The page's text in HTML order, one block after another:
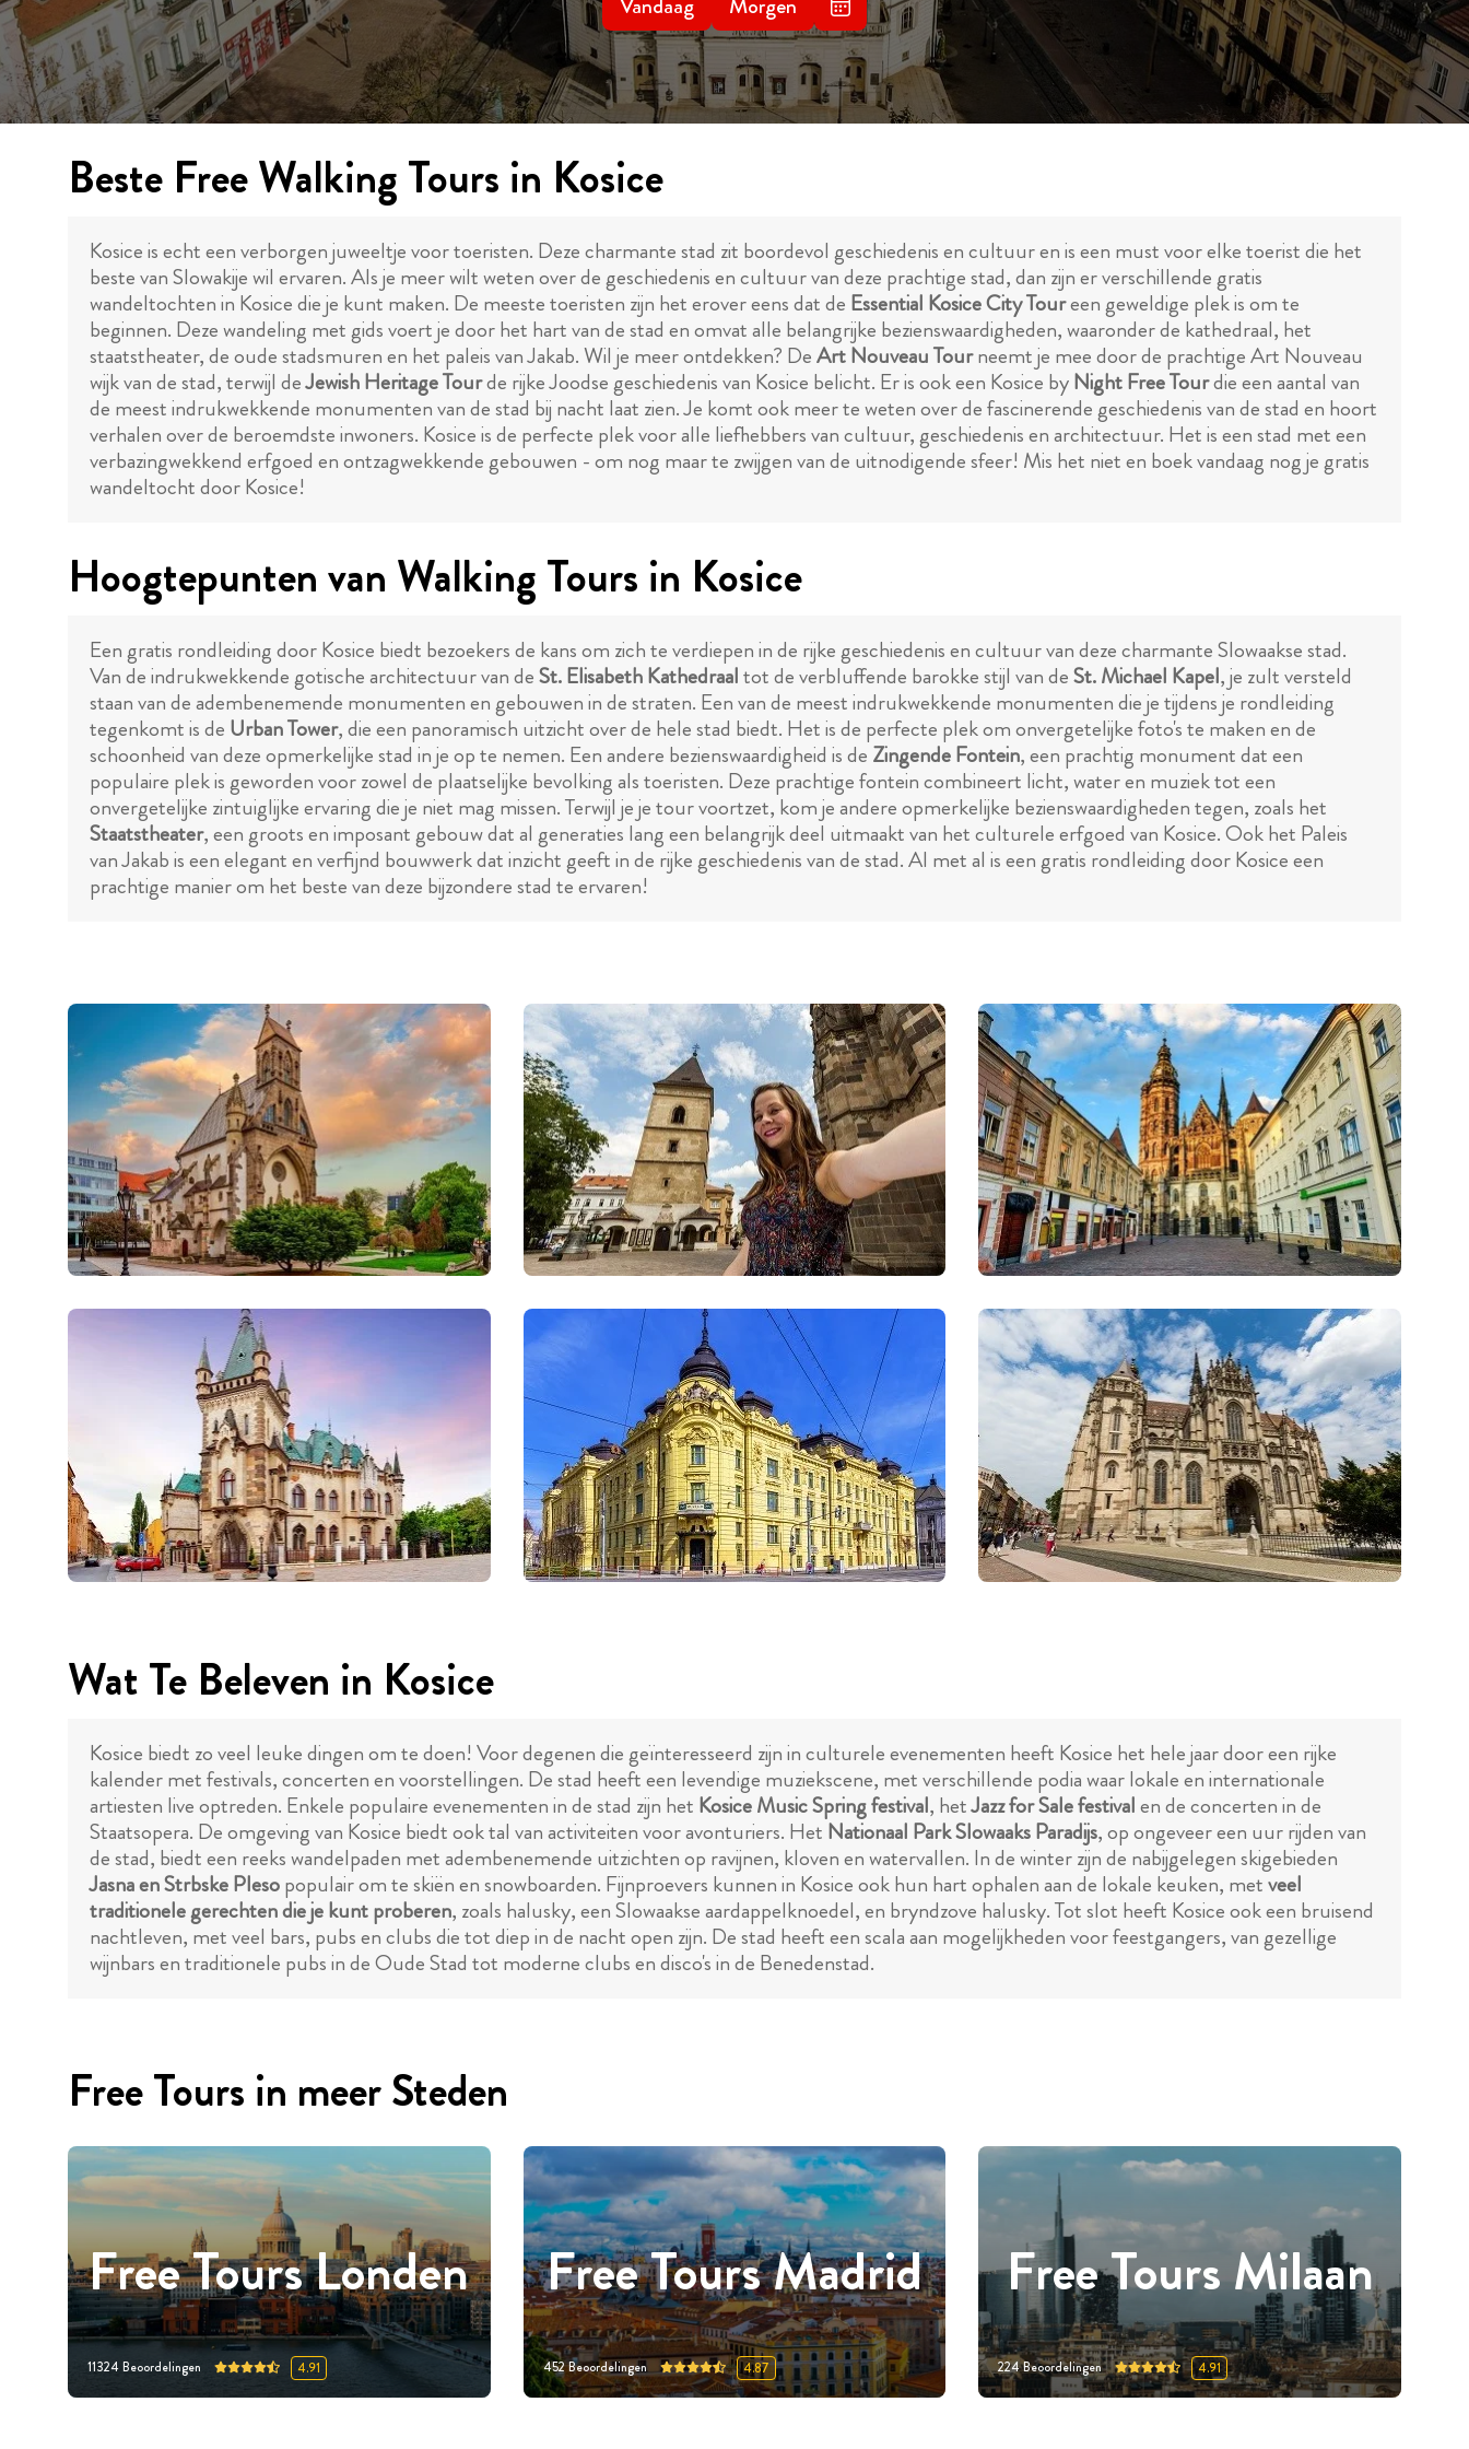
Beste Free Walking Tours in Kosice
Kosice is echt een verborgen juweeltje voor toeristen. Deze charmante stad zit boordevol geschiedenis en cultuur en is een must voor elke toerist die het
beste van Slowakije wil ervaren. Als je meer wilt weten over de geschiedenis en cultuur van deze prachtige stad, dan zijn er verschillende gratis
wandeltochten in Kosice die je kunt maken. De meeste toeristen zijn het erover eens dat de Essential Kosice City Toureen geweldige plek is om te
beginnen. Deze wandeling met gids voert je door het hart van de stad en omvat alle belangrijke bezienswaardigheden, waaronder de kathedraal, het
staatstheater, de oude stadsmuren en het paleis van Jakab. Wil je meer ontdekken? DeArt Nouveau Tourneemt je mee door de prachtige Art Nouveau
wijk van de stad, terwijl deJewish Heritage Tourde rijke Joodse geschiedenis van Kosice belicht. Er is ook een Kosice byNight Free Tourdie een aantal van
de meest indrukwekkende monumenten van de stad bij nacht laat zien. Je komt ook meer te weten over de fascinerende geschiedenis van de stad en hoort
verhalen over de beroemdste inwoners. Kosice is de perfecte plek voor alle liefhebbers van cultuur, geschiedenis en architectuur. Het is een stad met een
verbazingwekkend erfgoed en ontzagwekkende gebouwen - om nog maar te zwijgen van de uitnodigende sfeer! Mis het niet en boek vandaag nog je gratis
wandeltocht door Kosice!
Hoogtepunten van Walking Tours in Kosice
Een gratis rondleiding door Kosice biedt bezoekers de kans om zich te verdiepen in de rijke geschiedenis en cultuur van deze charmante Slowaakse stad.
Van de indrukwekkende gotische architectuur van deSt. Elisabeth Kathedraaltot de verbluffende barokke stijl van deSt. Michael Kapel, je zult versteld
staan van de adembenemende monumenten en gebouwen in de straten. Een van de meest indrukwekkende monumenten die je tijdens je rondleiding
tegenkomt is de Urban Tower, die een panoramisch uitzicht over de hele stad biedt. Het is de perfecte plek om onvergetelijke foto's te maken en de
schoonheid van deze opmerkelijke stad in je op te nemen. Een andere bezienswaardigheid is de Zingende Fontein, een prachtig monument dat een
populaire plek is geworden voor zowel de plaatselijke bevolking als toeristen. Deze prachtige fontein combineert licht, water en muziek tot een
onvergetelijke zintuiglijke ervaring die je niet mag missen. Terwijl je je tour voortzet, kom je andere opmerkelijke bezienswaardigheden tegen, zoals het
Staatstheater, een groots en imposant gebouw dat al generaties lang een belangrijk deel uitmaakt van het culturele erfgoed van Kosice. Ook het Paleis
van Jakab is een elegant en verfijnd bouwwerk dat inzicht geeft in de rijke geschiedenis van de stad. Al met al is een gratis rondleiding door Kosice een
prachtige manier om het beste van deze bijzondere stad te ervaren!
Wat Te Beleven in Kosice
Kosice biedt zo veel leuke dingen om te doen! Voor degenen die geïnteresseerd zijn in culturele evenementen heeft Kosice het hele jaar door een rijke
kalender met festivals, concerten en voorstellingen. De stad heeft een levendige muziekscene, met verschillende podia waar lokale en internationale
artiesten live optreden. Enkele populaire evenementen in de stad zijn het Kosice Music Spring festival, hetJazz for Sale festivalen de concerten in de
Staatsopera. De omgeving van Kosice biedt ook tal van activiteiten voor avonturiers. Het Nationaal Park Slowaaks Paradijs, op ongeveer een uur rijden van
de stad, biedt een reeks wandelpaden met adembenemende uitzichten op ravijnen, kloven en watervallen. In de winter zijn de nabijgelegen skigebieden
Jasna en Strbske Plesopopulair om te skiën en snowboarden. Fijnproevers kunnen in Kosice ook hun hart ophalen aan de lokale keuken, metveel
traditionele gerechten die je kunt proberen, zoals halusky, een Slowaakse aardappelknoedel, en bryndzove halusky. Tot slot heeft Kosice ook een bruisend
nachtleven, met veel bars, pubs en clubs die tot diep in de nacht open zijn. De stad heeft een scala aan mogelijkheden voor feestgangers, van gezellige
wijnbars en traditionele pubs in de Oude Stad tot moderne clubs en disco's in de Benedenstad.
Free Tours in meer Steden
Free Tours Londen
11324Beoordelingen 4.91
Free Tours Madrid
452Beoordelingen 4.87
Free Tours Milaan
224Beoordelingen 4.91